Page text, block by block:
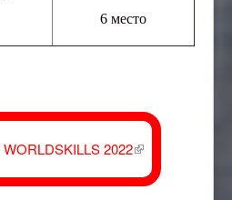
6 место
2022
ссылка)